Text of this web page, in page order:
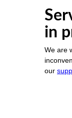
in
We are
our